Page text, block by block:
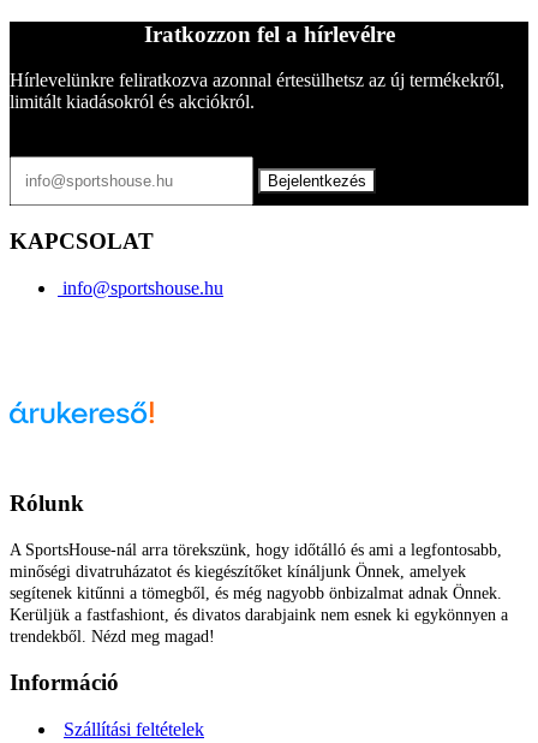
Iratkozzon fel a hírlevélre
Hírlevelünkre feliratkozva azonnal értesülhetsz az új termékekről,
limitált kiadásokról és akciókról.
Bejelentkezés
KAPCSOLAT
info@sportshouse.hu
Rólunk
A SportsHouse-nál arra törekszünk, hogy időtálló és ami a legfontosabb,
minőségi divatruházatot és kiegészítőket kínáljunk Önnek, amelyek
segítenek kitűnni a tömegből, és még nagyobb önbizalmat adnak Önnek.
Kerüljük a fastfashiont, és divatos darabjaink nem esnek ki egykönnyen a
trendekből. Nézd meg magad!
Információ
Szállítási feltételek